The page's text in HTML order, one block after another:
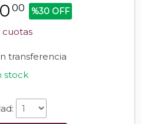
00 %30 OFF
cuotas
transferencia
stock